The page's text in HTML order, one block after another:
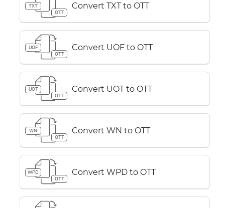
TXT
OTT
Convert TXT to OTT
UOF
OTT
Convert UOF to OTT
UOT
OTT
Convert UOT to OTT
WN
OTT
Convert WN to OTT
WPD
OTT
Convert WPD to OTT